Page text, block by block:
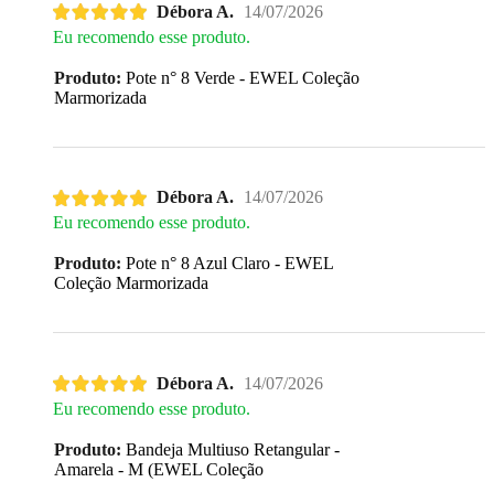
Débora A. 14/07/2026
Eu recomendo esse produto.
Produto: Pote n° 8 Verde - EWEL Coleção
Marmorizada
Débora A. 14/07/2026
Eu recomendo esse produto.
Produto: Pote n° 8 Azul Claro - EWEL
Coleção Marmorizada
Débora A. 14/07/2026
Eu recomendo esse produto.
Produto: Bandeja Multiuso Retangular -
Amarela - M (EWEL Coleção